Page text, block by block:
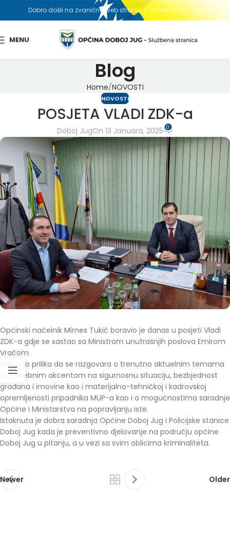
Dobro došli na zvaničnu web stranicu Općine Doboj Jug
MENU
Blog
Home NOVOSTI
NOVOSTI
POSJETA VLADI ZDK-a
Doboj JugOn 13 Januara, 2025 0
Općinski načelnik Mirnes Tukić boravio je danas u posjeti Vladi
ZDK-a gdje se sastao sa Ministrom unutrašnjih poslova Emirom
Vračom.
Bila je to prilika da se razgovara o trenutno aktuelnim temama
sa posebnim akcentom na sigurnosnu situaciju, bezbjednost
građana i imovine kao i materijalno-tehničkoj i kadrovskoj
opremljenosti pripadnika MUP-a kao i o mogućnostima saradnje
Općine i Ministarstva na popravljanju iste.
Istaknuta je dobra saradnja Općine Doboj Jug i Policijske stanice
Doboj Jug kada je preventivno djelovanje na području općine
Doboj Jug u pitanju, a u vezi sa svim oblicima kriminaliteta.
Newer Older